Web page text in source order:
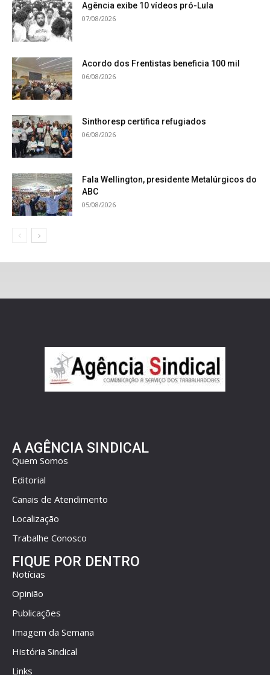
Agência exibe 10 vídeos pró-Lula
07/08/2026
Acordo dos Frentistas beneficia 100 mil
06/08/2026
Sinthoresp certifica refugiados
06/08/2026
Fala Wellington, presidente Metalúrgicos do
ABC
05/08/2026
A AGÊNCIA SINDICAL
Quem Somos
Editorial
Canais de Atendimento
Localização
Trabalhe Conosco
FIQUE POR DENTRO
Notícias
Opinião
Publicações
Imagem da Semana
História Sindical
Links